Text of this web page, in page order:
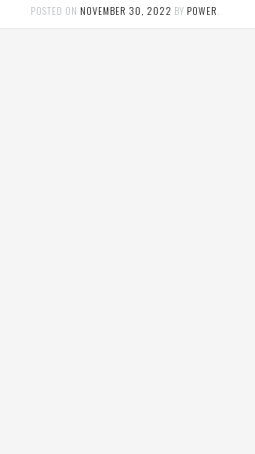
POSTED ON NOVEMBER 30, 2022 BY POWER.